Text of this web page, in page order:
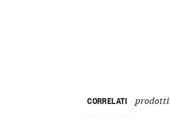
CORRELATI prodotti